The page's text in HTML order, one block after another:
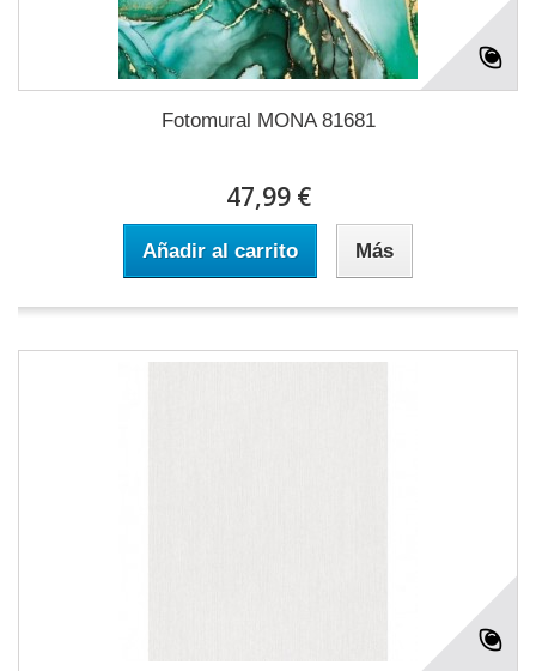
Fotomural MONA 81681
47,99 €
Añadir al carrito Más